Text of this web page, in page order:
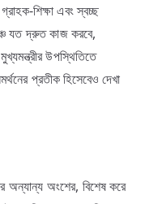
শিক্ষা এবং স্বচ্ছ
যত দ্রুত কাজ করবে,
উপস্থিতিতে
প্রতীক হিসেবেও দেখা
অন্যান্য অংশের, বিশেষ করে